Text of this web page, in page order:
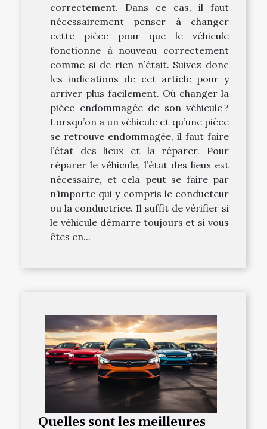
correctement. Dans ce cas, il faut
nécessairement penser à changer
cette pièce pour que le véhicule
fonctionne à nouveau correctement
comme si de rien n’était. Suivez donc
les indications de cet article pour y
arriver plus facilement. Où changer la
pièce endommagée de son véhicule ?
Lorsqu’on a un véhicule et qu’une pièce
se retrouve endommagée, il faut faire
l’état des lieux et la réparer. Pour
réparer le véhicule, l’état des lieux est
nécessaire, et cela peut se faire par
n’importe qui y compris le conducteur
ou la conductrice. Il suffit de vérifier si
le véhicule démarre toujours et si vous
êtes en...
Quelles sont les meilleures